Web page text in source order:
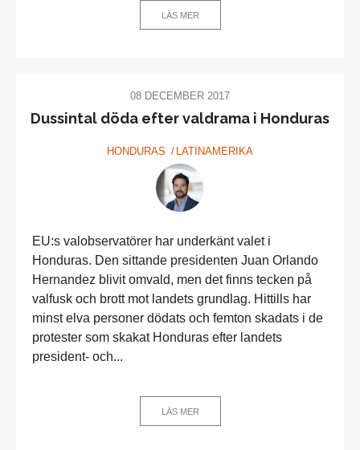
LÄS MER
08 DECEMBER 2017
Dussintal döda efter valdrama i Honduras
HONDURAS LATINAMERIKA
EU:s valobservatörer har underkänt valet i
Honduras. Den sittande presidenten Juan Orlando
Hernandez blivit omvald, men det finns tecken på
valfusk och brott mot landets grundlag. Hittills har
minst elva personer dödats och femton skadats i de
protester som skakat Honduras efter landets
president- och...
LÄS MER